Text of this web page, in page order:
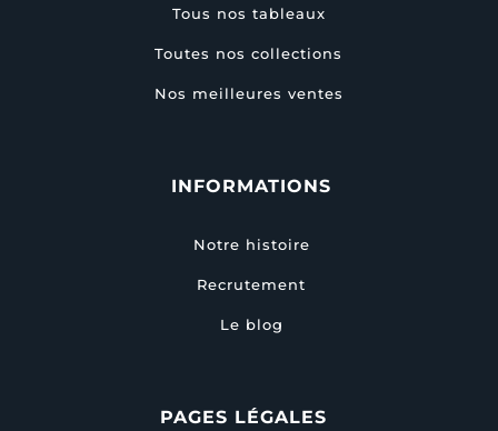
Tous nos tableaux
Toutes nos collections
Nos meilleures ventes
INFORMATIONS
Notre histoire
Recrutement
Le blog
PAGES LÉGALES